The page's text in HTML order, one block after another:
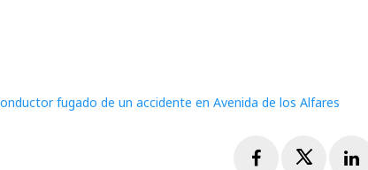
fugado de un accidente en Avenida de los Alfares
Facebook